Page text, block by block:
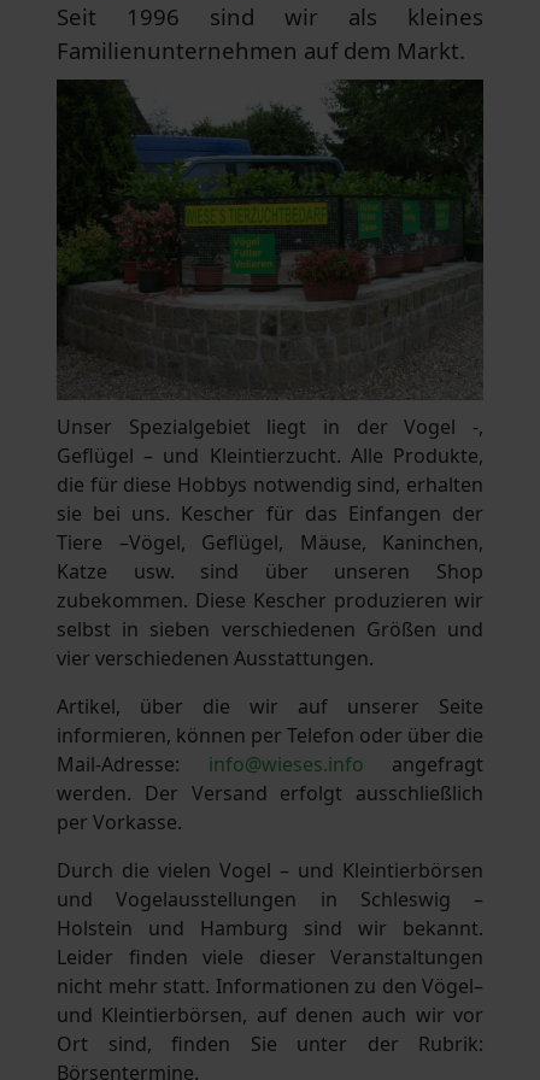
Seit 1996 sind wir als kleines
Familienunternehmen auf dem Markt.
Unser Spezialgebiet liegt in der Vogel -,
Geflügel – und Kleintierzucht. Alle Produkte,
die für diese Hobbys notwendig sind, erhalten
sie bei uns. Kescher für das Einfangen der
Tiere –Vögel, Geflügel, Mäuse, Kaninchen,
Katze usw. sind über unseren Shop
zubekommen. Diese Kescher produzieren wir
selbst in sieben verschiedenen Größen und
vier verschiedenen Ausstattungen.
Artikel, über die wir auf unserer Seite
informieren, können per Telefon oder über die
Mail-Adresse: info@wieses.info angefragt
werden. Der Versand erfolgt ausschließlich
per Vorkasse.
Durch die vielen Vogel – und Kleintierbörsen
und Vogelausstellungen in Schleswig –
Holstein und Hamburg sind wir bekannt.
Leider finden viele dieser Veranstaltungen
nicht mehr statt. Informationen zu den Vögel–
und Kleintierbörsen, auf denen auch wir vor
Ort sind, finden Sie unter der Rubrik:
Börsentermine.